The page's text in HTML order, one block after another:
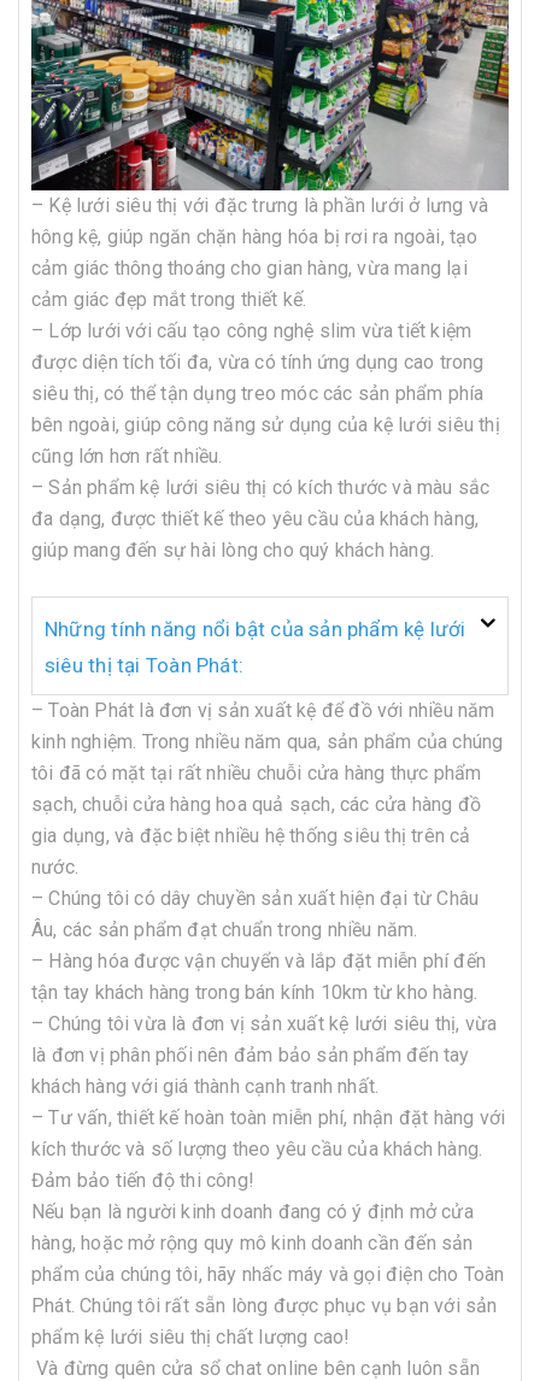
– Kệ lưới siêu thị với đặc trưng là phần lưới ở lưng và
hông kệ, giúp ngăn chặn hàng hóa bị rơi ra ngoài, tạo
cảm giác thông thoáng cho gian hàng, vừa mang lại
cảm giác đẹp mắt trong thiết kế.
– Lớp lưới với cấu tạo công nghệ slim vừa tiết kiệm
được diện tích tối đa, vừa có tính ứng dụng cao trong
siêu thị, có thể tận dụng treo móc các sản phẩm phía
bên ngoài, giúp công năng sử dụng của kệ lưới siêu thị
cũng lớn hơn rất nhiều.
– Sản phẩm kệ lưới siêu thị có kích thước và màu sắc
đa dạng, được thiết kế theo yêu cầu của khách hàng,
giúp mang đến sự hài lòng cho quý khách hàng.
Những tính năng nổi bật của sản phẩm kệ lưới
siêu thị tại Toàn Phát:
– Toàn Phát là đơn vị sản xuất kệ để đồ với nhiều năm
kinh nghiệm. Trong nhiều năm qua, sản phẩm của chúng
tôi đã có mặt tại rất nhiều chuỗi cửa hàng thực phẩm
sạch, chuỗi cửa hàng hoa quả sạch, các cửa hàng đồ
gia dụng, và đặc biệt nhiều hệ thống siêu thị trên cả
nước.
– Chúng tôi có dây chuyền sản xuất hiện đại từ Châu
Âu, các sản phẩm đạt chuẩn trong nhiều năm.
– Hàng hóa được vận chuyển và lắp đặt miễn phí đến
tận tay khách hàng trong bán kính 10km từ kho hàng.
– Chúng tôi vừa là đơn vị sản xuất kệ lưới siêu thị, vừa
là đơn vị phân phối nên đảm bảo sản phẩm đến tay
khách hàng với giá thành cạnh tranh nhất.
– Tư vấn, thiết kế hoàn toàn miễn phí, nhận đặt hàng với
kích thước và số lượng theo yêu cầu của khách hàng.
Đảm bảo tiến độ thi công!
Nếu bạn là người kinh doanh đang có ý định mở cửa
hàng, hoặc mở rộng quy mô kinh doanh cần đến sản
phẩm của chúng tôi, hãy nhấc máy và gọi điện cho Toàn
Phát. Chúng tôi rất sẵn lòng được phục vụ bạn với sản
phẩm kệ lưới siêu thị chất lượng cao!
Và đừng quên cửa sổ chat online bên cạnh luôn sẵn